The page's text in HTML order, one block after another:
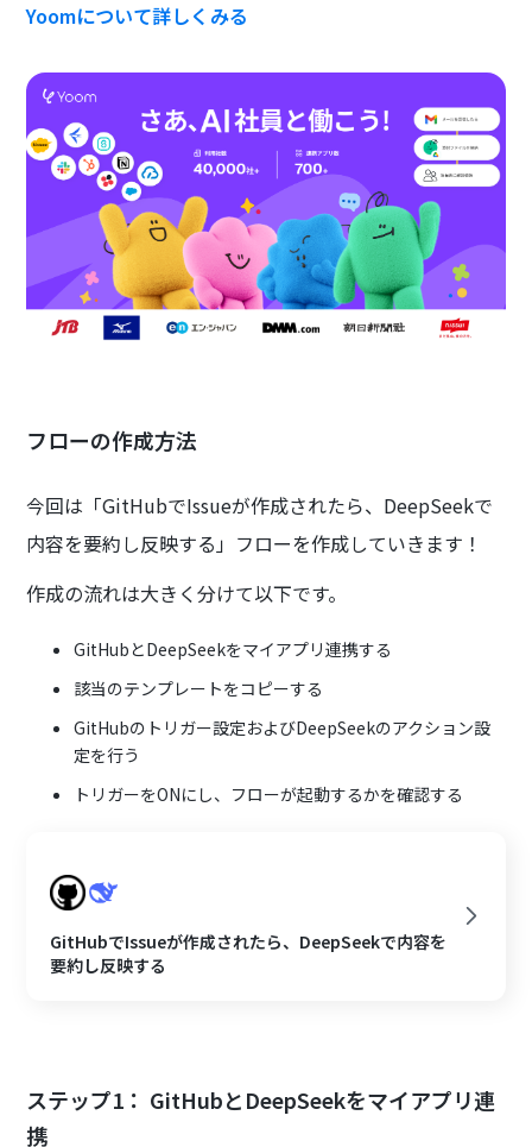
Yoomについて詳しくみる
フローの作成方法
今回は「GitHubでIssueが作成されたら、DeepSeekで
内容を要約し反映する」フローを作成していきます！
作成の流れは大きく分けて以下です。
GitHubとDeepSeekをマイアプリ連携する
該当のテンプレートをコピーする
GitHubのトリガー設定およびDeepSeekのアクション設
定を行う
トリガーをONにし、フローが起動するかを確認する
GitHubでIssueが作成されたら、DeepSeekで内容を
要約し反映する
ステップ1： GitHubとDeepSeekをマイアプリ連
携